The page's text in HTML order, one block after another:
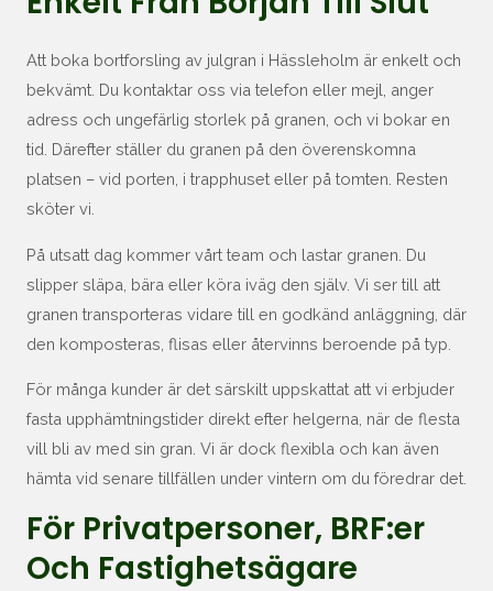
Att boka bortforsling av julgran i Hässleholm är enkelt och
bekvämt. Du kontaktar oss via telefon eller mejl, anger
adress och ungefärlig storlek på granen, och vi bokar en
tid. Därefter ställer du granen på den överenskomna
platsen – vid porten, i trapphuset eller på tomten. Resten
sköter vi.
På utsatt dag kommer vårt team och lastar granen. Du
slipper släpa, bära eller köra iväg den själv. Vi ser till att
granen transporteras vidare till en godkänd anläggning, där
den komposteras, flisas eller återvinns beroende på typ.
För många kunder är det särskilt uppskattat att vi erbjuder
fasta upphämtningstider direkt efter helgerna, när de flesta
vill bli av med sin gran. Vi är dock flexibla och kan även
hämta vid senare tillfällen under vintern om du föredrar det.
För Privatpersoner, BRF:er
Och Fastighetsägare